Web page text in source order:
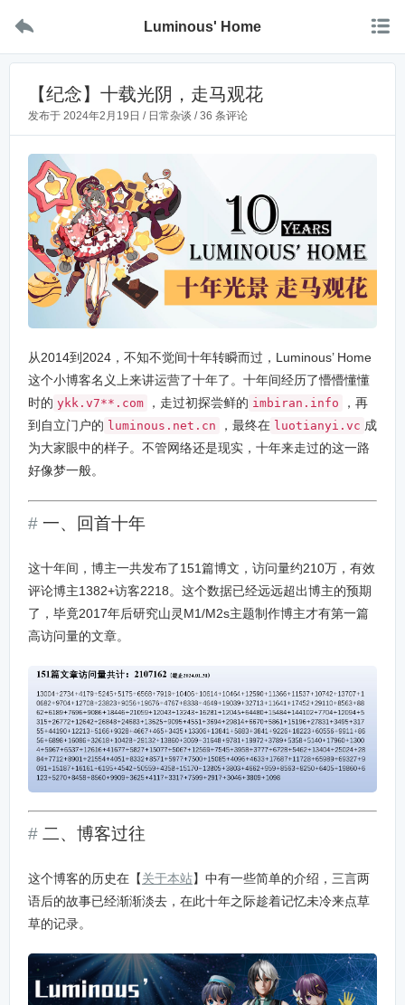
 Luminous' Home 
【纪念】十载光阴，走马观花
发布于 2024年2月19日 / 日常杂谈 /36 条评论
从2014到2024，不知不觉间十年转瞬而过，Luminous’ Home
这个小博客名义上来讲运营了十年了。十年间经历了懵懵懂懂
时的 ykk.v7**.com ，走过初探尝鲜的 imbiran.info
，再
到自立门户的 luminous.net.cn ，最终在 luotianyi.vc 成
为大家眼中的样子。不管网络还是现实，十年来走过的这一路
好像梦一般。
一、回首十年
这十年间，博主一共发布了151篇博文，访问量约210万，有效
评论博主1382+访客2218。这个数据已经远远超出博主的预期
了，毕竟2017年后研究山灵M1/M2s主题制作博主才有第一篇
高访问量的文章。
二、博客过往
这个博客的历史在【关于本站】中有一些简单的介绍，三言两
语后的故事已经渐渐淡去，在此十年之际趁着记忆未冷来点草
草的记录。